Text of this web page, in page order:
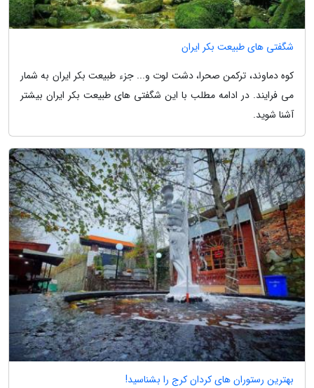
شگفتی های طبیعت بکر ایران
کوه دماوند، ترکمن صحرا، دشت لوت و... جزء طبیعت بکر ایران به شمار
می فرایند. در ادامه مطلب با این شگفتی های طبیعت بکر ایران بیشتر
آشنا شوید.
بهترین رستوران های کردان کرج را بشناسید!